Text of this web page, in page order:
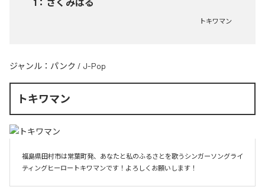
トキワマン
ジャンル： パンク / J-Pop
トキワマン
福島県田村市は常葉町発、あなたと私のふるさとを歌うシンガーソングライ
ティングヒーロートキワマンです！よろしくお願いします！